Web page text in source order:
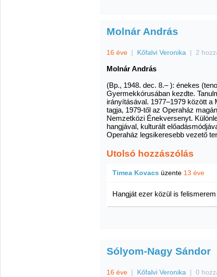
Molnár András
16 éve | Kőfalvi Veronika | 2
Molnár András
(Bp., 1948. dec. 8.– ): énekes
Gyermekkórusában kezdte.
irányításával. 1977–1979 között a
tagja, 1979-től az Operaház
Nemzetközi Énekversenyt.
hangjával, kulturált
Operaház legsikeresebb vezető
Utolsó hozzászólás
Timea Kovacs üzente 13 éve
Hangját ezer közül is
Sólyom-Nagy Sándor
16 éve | Kőfalvi Veronika | 0